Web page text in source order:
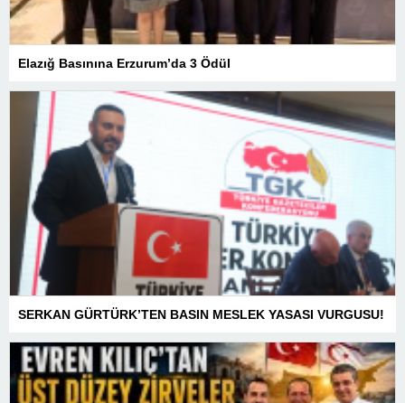
Elazığ Basınına Erzurum’da 3 Ödül
SERKAN GÜRTÜRK’TEN BASIN MESLEK YASASI VURGUSU!